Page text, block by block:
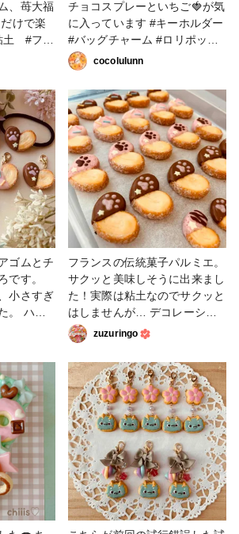
、苺大福
けで楽
チョコスプレーといちご🍓が気
に入っています #キーホルダー
#バッグチャーム #ロリポップ
#フェイクスイーツ #こまりっ
こ
cocolulunn
ゴムとチ
です。
小さすぎ
ー
が、チョ
ションで
スイーツ
フランスの伝統菓子パルミエ。
サクッと美味しそうに出来まし
た！実際は粘土なのでサクッと
はしませんが… デコレーショ
ンは今までのチョコスプレーに
加え、肉球タイプも作りまし
た。 #粘土 #フェイクスイー
ツ
zuzuringo